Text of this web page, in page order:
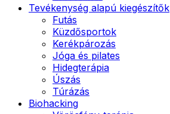
Tevékenység alapú kiegészítők
Futás
Küzdősportok
Kerékpározás
Jóga és pilates
Hidegterápia
Úszás
Túrázás
Biohacking